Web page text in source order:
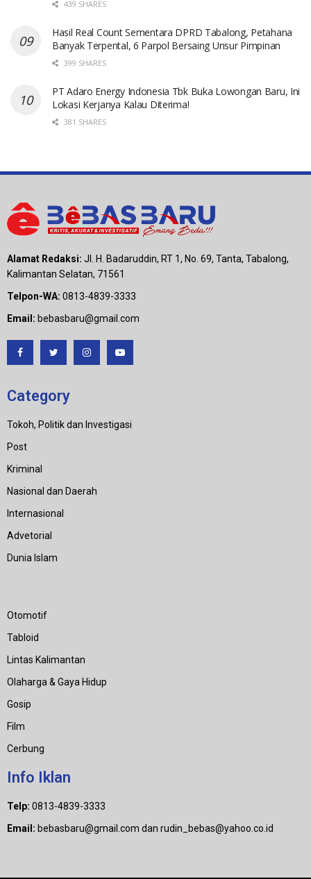
439 SHARES
Hasil Real Count Sementara DPRD Tabalong, Petahana
Banyak Terpental, 6 Parpol Bersaing Unsur Pimpinan
399 SHARES
PT Adaro Energy Indonesia Tbk Buka Lowongan Baru, Ini
Lokasi Kerjanya Kalau Diterima!
381 SHARES
Alamat Redaksi: Jl. H. Badaruddin, RT 1, No. 69, Tanta, Tabalong,
Kalimantan Selatan, 71561
Telpon-WA: 0813-4839-3333
Email: bebasbaru@gmail.com
Category
Tokoh, Politik dan Investigasi
Post
Kriminal
Nasional dan Daerah
Internasional
Advetorial
Dunia Islam
Otomotif
Tabloid
Lintas Kalimantan
Olaharga & Gaya Hidup
Gosip
Film
Cerbung
Info Iklan
Telp: 0813-4839-3333
Email: bebasbaru@gmail.com dan rudin_bebas@yahoo.co.id